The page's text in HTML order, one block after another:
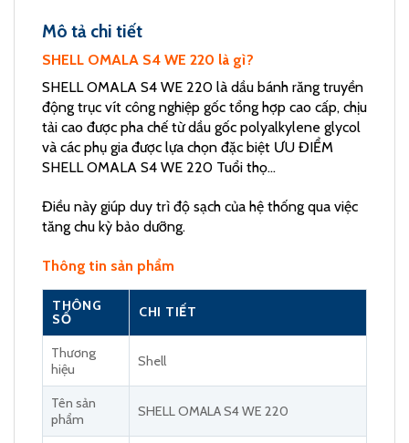
Mô tả chi tiết
SHELL OMALA S4 WE 220 là gì?
SHELL OMALA S4 WE 220 là dầu bánh răng truyền
động trục vít công nghiệp gốc tổng hợp cao cấp, chịu
tải cao được pha chế từ dầu gốc polyalkylene glycol
và các phụ gia được lựa chọn đặc biệt ƯU ĐIỂM
SHELL OMALA S4 WE 220 Tuổi thọ…
Điều này giúp duy trì độ sạch của hệ thống qua việc
tăng chu kỳ bảo dưỡng.
Thông tin sản phẩm
THÔNG
SỐ
CHI TIẾT
Thương
hiệu
Shell
Tên sản
phẩm
SHELL OMALA S4 WE 220